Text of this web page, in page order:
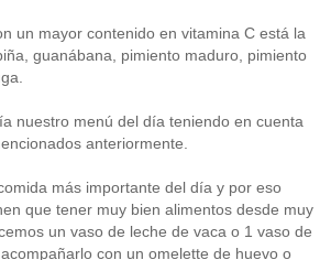
un mayor contenido en vitamina C está la
guanábana, pimiento maduro, pimiento
nuestro menú del día teniendo en cuenta
anteriormente.
más importante del día y por eso
que tener muy bien alimentos desde muy
un vaso de leche de vaca o 1 vaso de
con un omelette de huevo o